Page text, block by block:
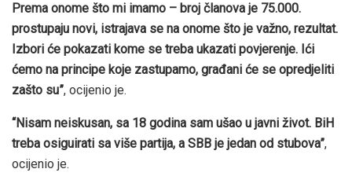
Prema onome što mi imamo – broj članova je 75.000.
prostupaju novi, istrajava se na onome što je važno, rezultat.
Izbori će pokazati kome se treba ukazati povjerenje. Ići
ćemo na principe koje zastupamo, građani će se opredjeliti
zašto su”, ocijenio je.
“Nisam neiskusan, sa 18 godina sam ušao u javni život. BiH
treba osiguirati sa više partija, a SBB je jedan od stubova”,
ocijenio je.